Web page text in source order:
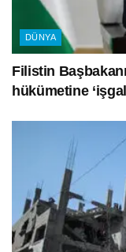
DÜNYA
Filistin
hükümetine